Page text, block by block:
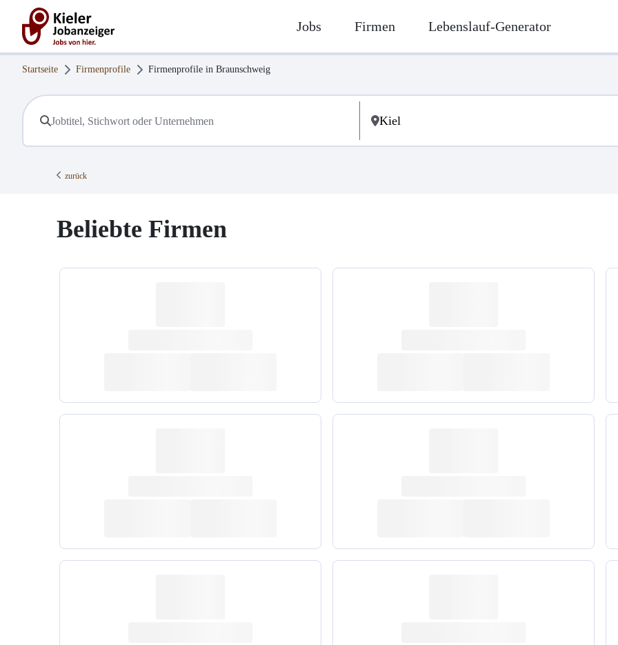
Jobs Firmen Lebenslauf-Generator
Startseite Firmenprofile Firmenprofile in Braunschweig
zurück
Beliebte Firmen